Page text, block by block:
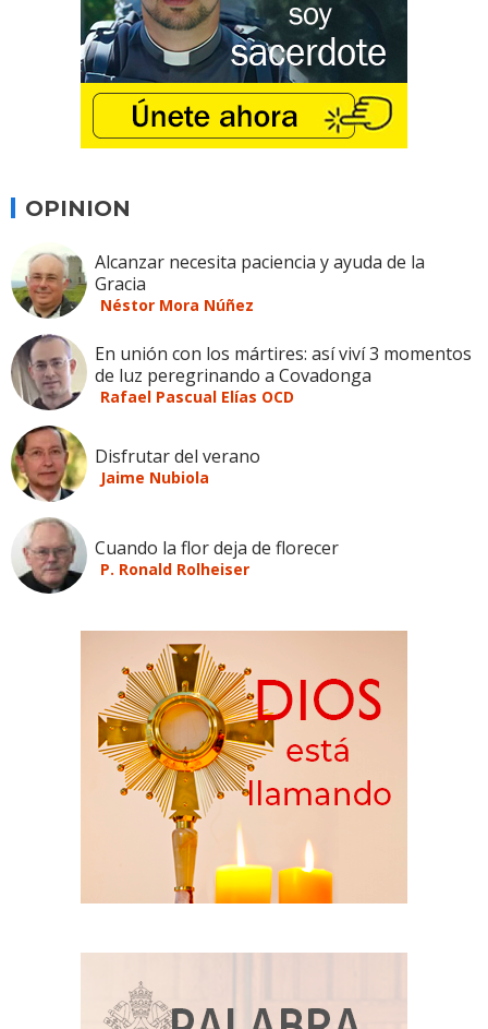
OPINION
Alcanzar necesita paciencia y ayuda de la
Gracia
Néstor Mora Núñez
En unión con los mártires: así viví 3 momentos
de luz peregrinando a Covadonga
Rafael Pascual Elías OCD
Disfrutar del verano
Jaime Nubiola
Cuando la flor deja de florecer
P. Ronald Rolheiser